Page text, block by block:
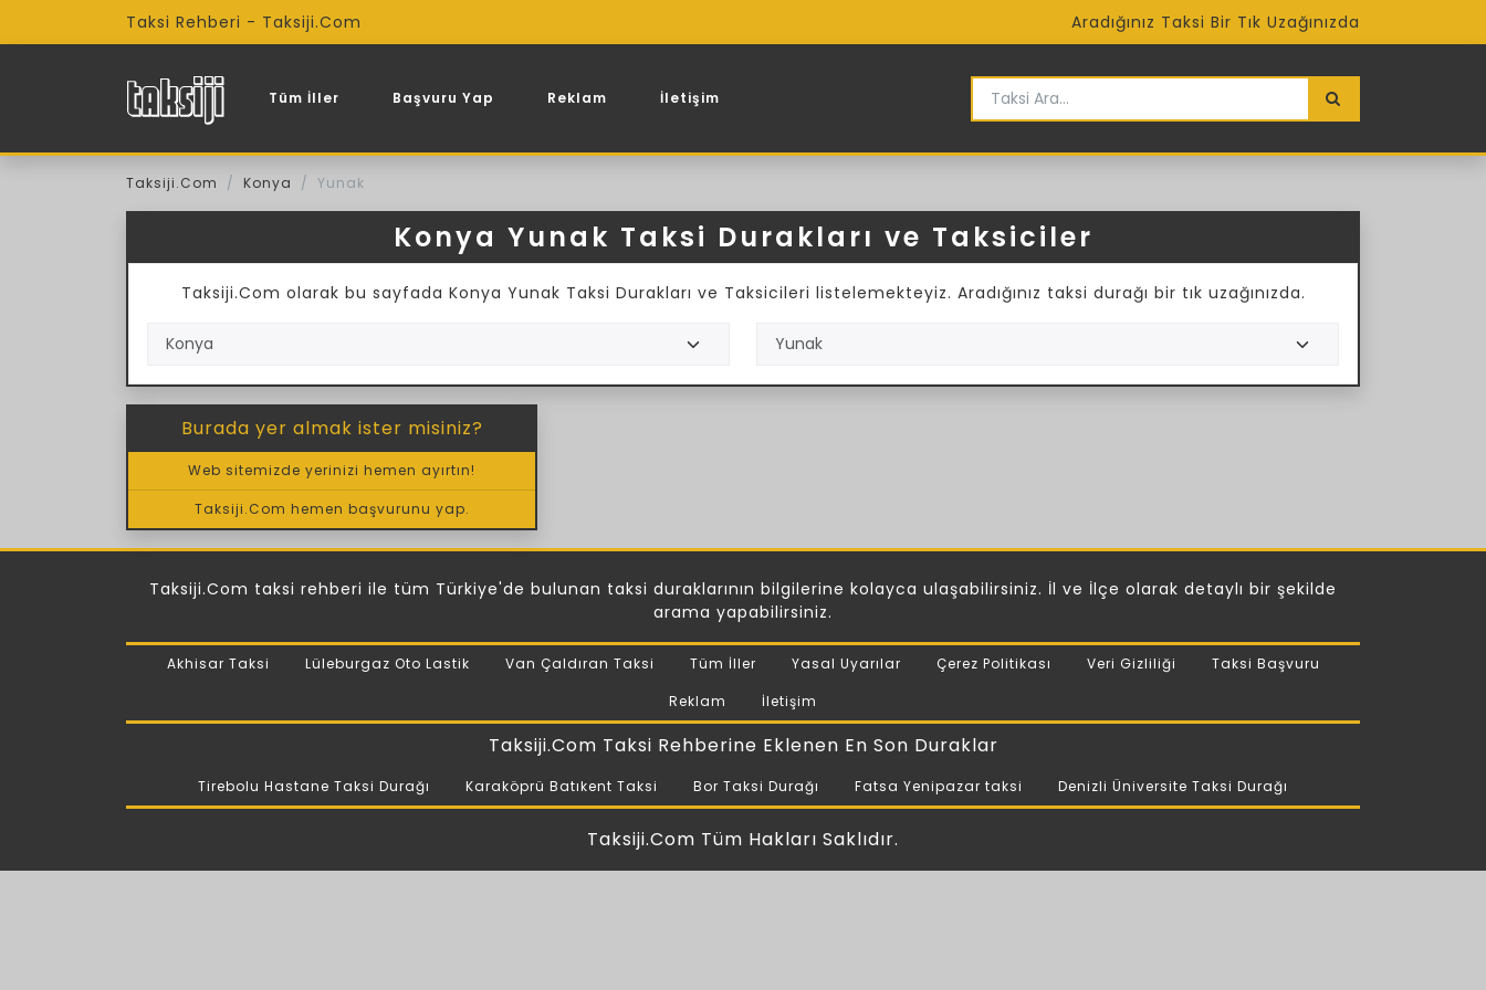
Taksi Rehberi - Taksiji.Com Aradığınız Taksi Bir Tık Uzağınızda
Tüm İller Başvuru Yap Reklam İletişim
Taksiji.Com Konya Yunak
Konya Yunak Taksi Durakları ve Taksiciler
Taksiji.Com olarak bu sayfada Konya Yunak Taksi Durakları ve Taksicileri listelemekteyiz. Aradığınız taksi durağı bir tık uzağınızda.
Burada yer almak ister misiniz?
Web sitemizde yerinizi hemen ayırtın!
Taksiji.Com hemen başvurunu yap.
Taksiji.Com taksi rehberi ile tüm Türkiye'de bulunan taksi duraklarının bilgilerine kolayca ulaşabilirsiniz. İl ve İlçe olarak detaylı bir şekilde
arama yapabilirsiniz.
Akhisar Taksi Lüleburgaz Oto Lastik Van Çaldıran Taksi Tüm İller Yasal Uyarılar Çerez Politikası Veri Gizliliği
Taksi Başvuru
Reklam
İletişim
Taksiji.Com Taksi Rehberine Eklenen En Son Duraklar
Tirebolu Hastane Taksi Durağı Karaköprü Batıkent Taksi Bor Taksi Durağı Fatsa Yenipazar taksi Denizli Üniversite Taksi Durağı
Taksiji.Com Tüm Hakları Saklıdır.